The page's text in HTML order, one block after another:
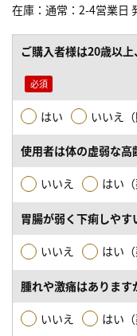
在庫 通常：2-4営業日
ご購入者様は20歳以
はい いいえ（
使用者は体の虚弱な高
いいえ はい
胃腸が弱く下痢しやす
いいえ はい
腫れや激痛はあります
いいえ はい